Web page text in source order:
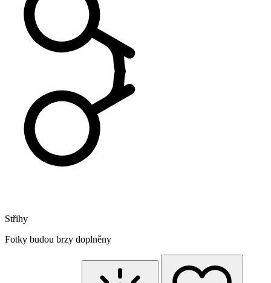
Střihy
Fotky budou brzy doplněny